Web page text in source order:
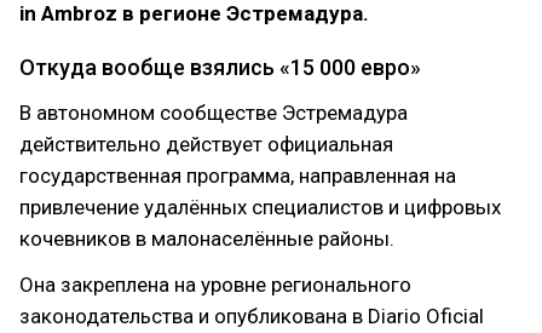
in Ambroz в регионе Эстремадура.
Откуда вообще взялись «15 000 евро»
В автономном сообществе Эстремадура
действительно действует официальная
государственная программа, направленная на
привлечение удалённых специалистов и цифровых
кочевников в малонаселённые районы.
Она закреплена на уровне регионального
законодательства и опубликована в Diario Oficial